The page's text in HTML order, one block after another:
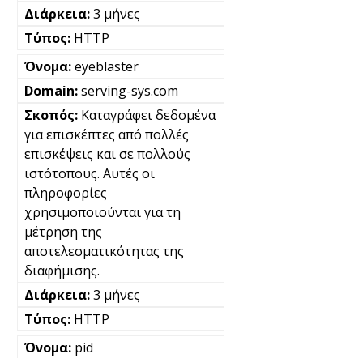
3 μήνες
HTTP
eyeblaster
serving-sys.com
Καταγράφει δεδομένα
για επισκέπτες από πολλές
επισκέψεις και σε πολλούς
ιστότοπους. Αυτές οι
πληροφορίες
χρησιμοποιούνται για τη
μέτρηση της
αποτελεσματικότητας της
διαφήμισης.
3 μήνες
HTTP
pid